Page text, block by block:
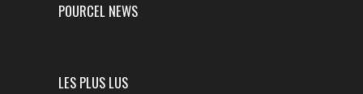
POURCEL NEWS
LES PLUS LUS